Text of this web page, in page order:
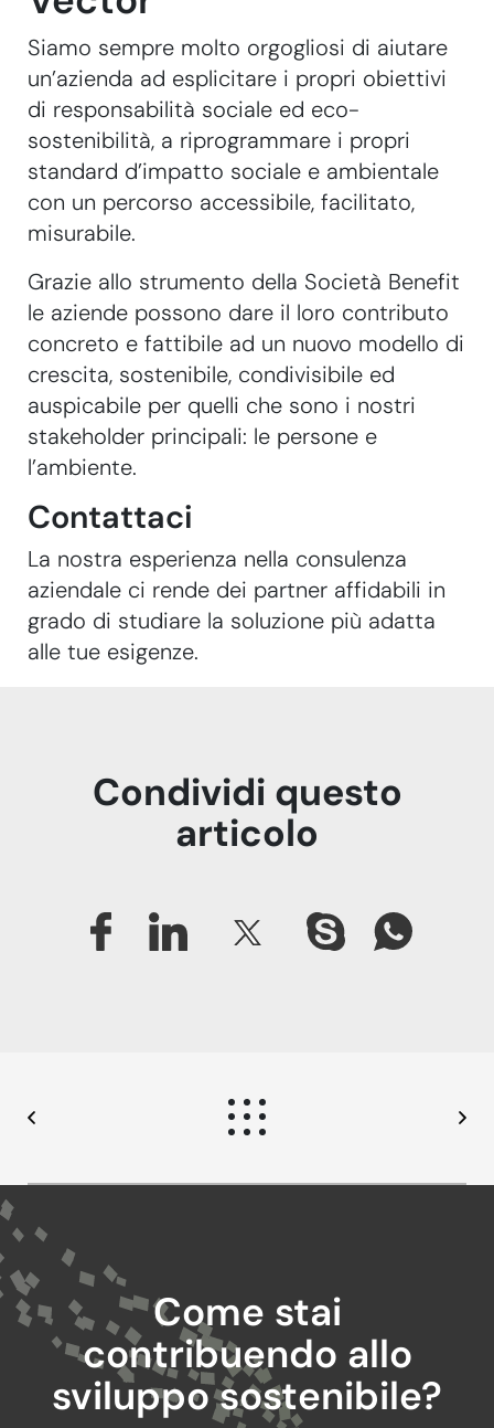
Siamo sempre molto orgogliosi di aiutare
un’azienda ad esplicitare i propri obiettivi
di responsabilità sociale ed eco-
sostenibilità, a riprogrammare i propri
standard d’impatto sociale e ambientale
con un percorso accessibile, facilitato,
misurabile.
Grazie allo strumento della Società Benefit
le aziende possono dare il loro contributo
concreto e fattibile ad un nuovo modello di
crescita, sostenibile, condivisibile ed
auspicabile per quelli che sono i nostri
stakeholder principali: le persone e
l’ambiente.
Contattaci
La nostra esperienza nella consulenza
aziendale ci rende dei partner affidabili in
grado di studiare la soluzione più adatta
alle tue esigenze.
Condividi questo
articolo
Come stai
contribuendo allo
sviluppo sostenibile?